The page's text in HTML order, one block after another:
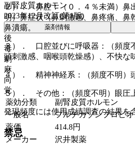
２）． 鼻腔：（０．４％未満）鼻
明）鼻症状（鼻刺激感、鼻疼痛、鼻
鼻潰瘍。
３）． 口腔並びに呼吸器：（頻度
頭刺激感、咽喉頭乾燥感）、不快な
４）． 精神神経系：（頻度不明）
５）． その他：（頻度不明）眼圧
発現頻度には使用成績調査の結果を
禁忌
副腎皮質ホルモン
2023年12月改訂(第1版)
薬剤情報
後
毒
劇
麻
向
覚
薬効分類
副腎皮質ホルモン
一般名
フルチカゾンプロピ
薬価
414.8円
メーカー
沢井製薬